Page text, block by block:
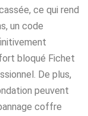
ce qui rend
un code
bloqué Fichet
De plus,
peuvent
coffre